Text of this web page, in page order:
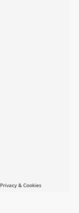
Privacy & Cookies